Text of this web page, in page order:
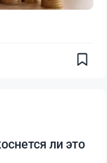
ли это